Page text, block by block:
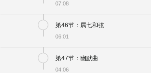
07:08
第46节：属七和弦
06:01
第47节：幽默曲
04:06